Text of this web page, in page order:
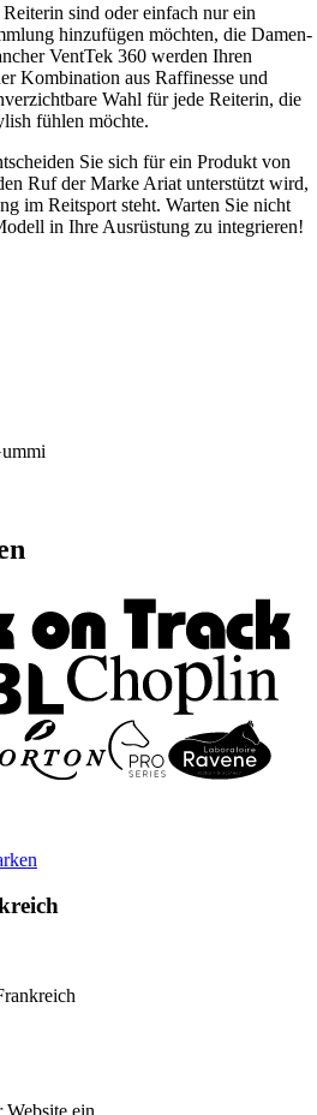
sind oder einfach nur ein
hinzufügen möchten, die Damen-
VentTek 360 werden Ihren
Kombination aus Raffinesse und
Wahl für jede Reiterin, die
fühlen möchte.
Sie sich für ein Produkt von
Ruf der Marke Ariat unterstützt wird,
im Reitsport steht. Warten Sie nicht
in Ihre Ausrüstung zu integrieren!
Website ein